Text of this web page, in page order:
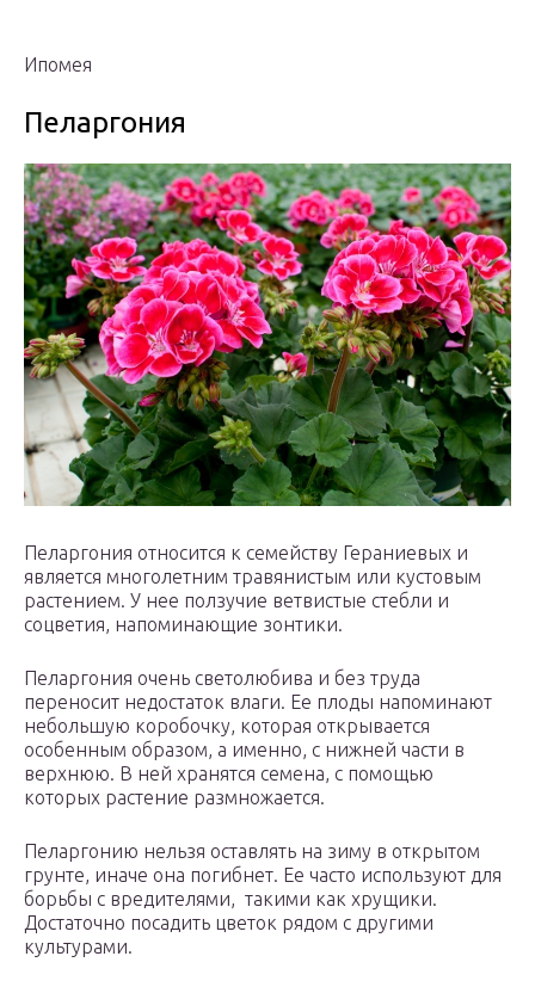
Ипомея
Пеларгония
Пеларгония относится к семейству Гераниевых и
является многолетним травянистым или кустовым
растением. У нее ползучие ветвистые стебли и
соцветия, напоминающие зонтики.
Пеларгония очень светолюбива и без труда
переносит недостаток влаги. Ее плоды напоминают
небольшую коробочку, которая открывается
особенным образом, а именно, с нижней части в
верхнюю. В ней хранятся семена, с помощью
которых растение размножается.
Пеларгонию нельзя оставлять на зиму в открытом
грунте, иначе она погибнет. Ее часто используют для
борьбы с вредителями, такими как хрущики.
Достаточно посадить цветок рядом с другими
культурами.